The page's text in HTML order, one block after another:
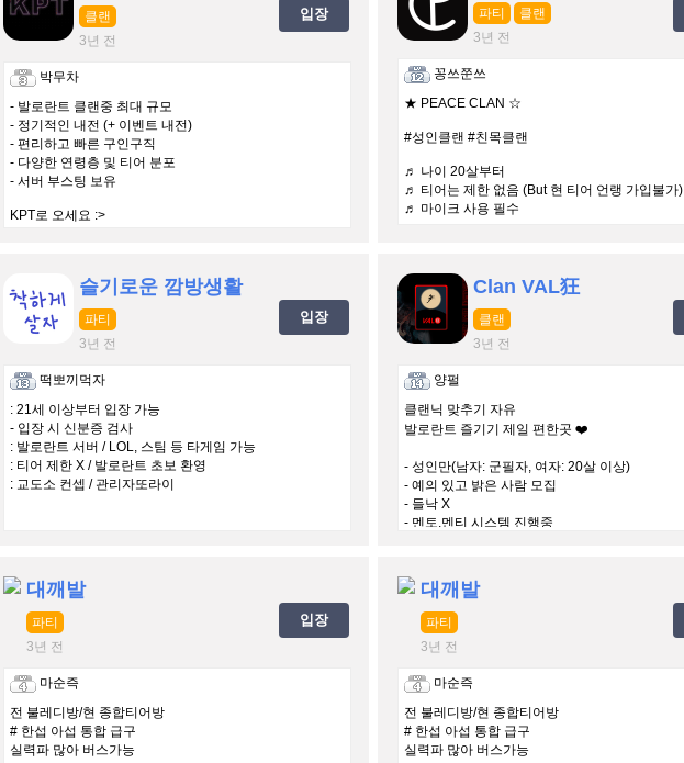
클랜
3년 전
입장
박무차
- 발로란트 클랜중 최대 규모
- 정기적인 내전 (+ 이벤트 내전)
- 편리하고 빠른 구인구직
- 다양한 연령층 및 티어 분포
- 서버 부스팅 보유
KPT로 오세요 :>
파티
클랜
3년 전
꽁쓰쭌쓰
★ PEACE CLAN ☆
#성인클랜 #친목클랜
♬ 나이 20살부터
♬ 티어는 제한 없음 (But 현 티어 언랭 가입불가)
♬ 마이크 사용 필수
슬기로운 깜방생활
파티
3년 전
입장
떡뽀끼먹자
: 21세 이상부터 입장 가능
- 입장 시 신분증 검사
: 발로란트 서버 / LOL, 스팀 등 타게임 가능
: 티어 제한 X / 발로란트 초보 환영
: 교도소 컨셉 / 관리자또라이
Clan VAL狂
클랜
3년 전
양펄
클랜닉 맞추기 자유
발로란트 즐기기 제일 편한곳 ❤️
- 성인만(남자: 군필자, 여자: 20살 이상)
- 예의 있고 밝은 사람 모집
- 들낙 X
- 멘토,멘티 시스템 진행중
대깨발
파티
3년 전
입장
마순즉
전 불레디방/현 종합티어방
# 한섭 아섭 통합 급구
실력파 많아 버스가능
대깨발
파티
3년 전
마순즉
전 불레디방/현 종합티어방
# 한섭 아섭 통합 급구
실력파 많아 버스가능